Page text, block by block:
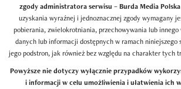
zgody administratora serwisu – Burda Media
uzyskania wyraźnej i jednoznacznej zgody wymagany
pobierania, zwielokrotniania, przechowywania lub
danych lub informacji dostępnych w ramach niniejszego
jego podstron, jak również bez względu na charakter tych
Powyższe nie dotyczy wyłącznie przypadków
i informacji w celu umożliwienia i ułatwienia ich